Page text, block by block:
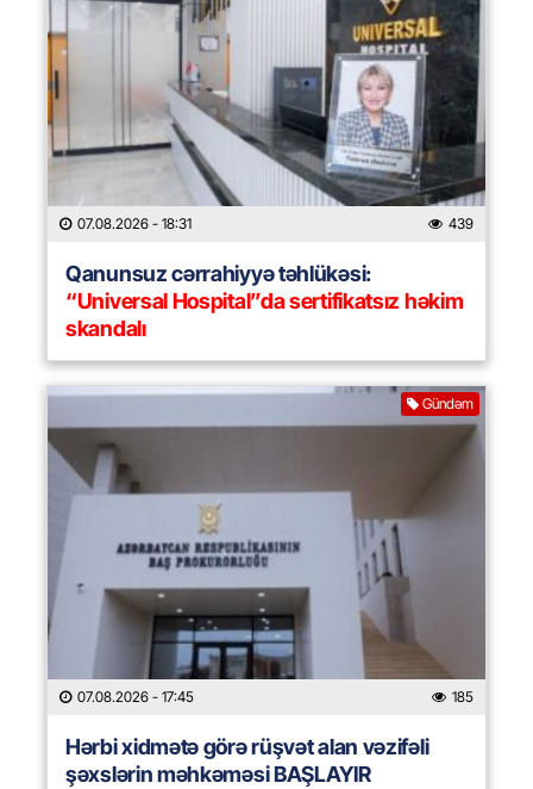
07.08.2026 - 18:31 439
Qanunsuz cərrahiyyə təhlükəsi:
“Universal Hospital”da sertifikatsız həkim
skandalı
Gündəm
07.08.2026 - 17:45 185
Hərbi xidmətə görə rüşvət alan vəzifəli
şəxslərin məhkəməsi BAŞLAYIR